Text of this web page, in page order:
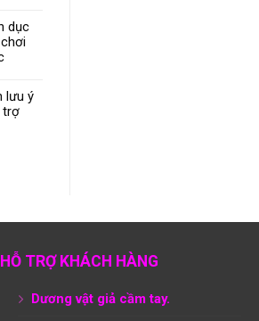
dục
lưu ý
trợ
HỖ TRỢ KHÁCH HÀNG
Dương vật giả cầm tay.